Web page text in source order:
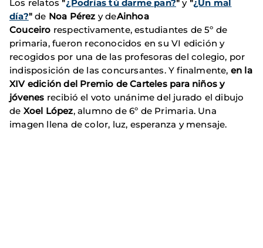
Los relatos "¿Podrías tú darme pan?"y"¿Un mal
día?" de Noa Pérez y deAinhoa
Couceiro respectivamente, estudiantes de 5º de
primaria, fueron reconocidos en su VI edición y
recogidos por una de las profesoras del colegio, por
indisposición de las concursantes. Y finalmente, en la
XIV edición del Premio de Carteles para niños y
jóvenes recibió el voto unánime del jurado el dibujo
de Xoel López, alumno de 6º de Primaria. Una
imagen llena de color, luz, esperanza y mensaje.